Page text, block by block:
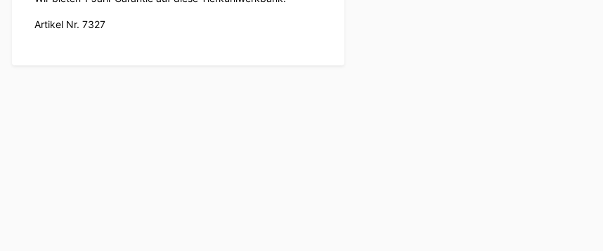
Artikel Nr. 7327